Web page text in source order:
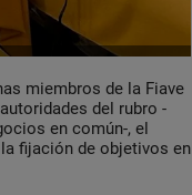
miembros de la Fiave
del rubro -
en común-, el
fijación de objetivos en